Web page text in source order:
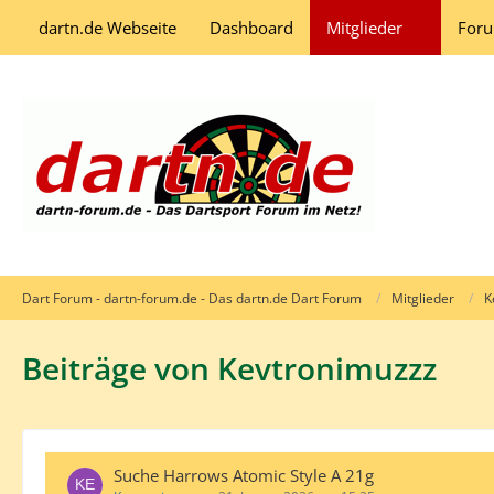
dartn.de Webseite Dashboard Mitglieder
Dart Forum - dartn-forum.de - Das dartn.de Dart Forum Mitglieder
Beiträge von Kevtronimuzzz
Suche Harrows Atomic Style A 21g